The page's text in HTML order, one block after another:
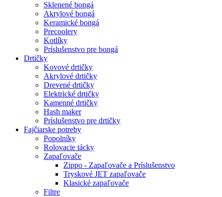
Sklenené bongá
Akrylové bongá
Keramické bongá
Precoolery
Kotlíky
Príslušenstvo pre bongá
Drtičky
Kovové drtičky
Akrylové drtičky
Drevené drtičky
Elektrické drtičky
Kamenné drtičky
Hash maker
Príslušenstvo pre drtičky
Fajčiarske potreby
Popolníky
Rolovacie tácky
Zapaľovače
Zippo - Zapaľovače a Príslušenstvo
Tryskové JET zapaľovače
Klasické zapaľovače
Filtre